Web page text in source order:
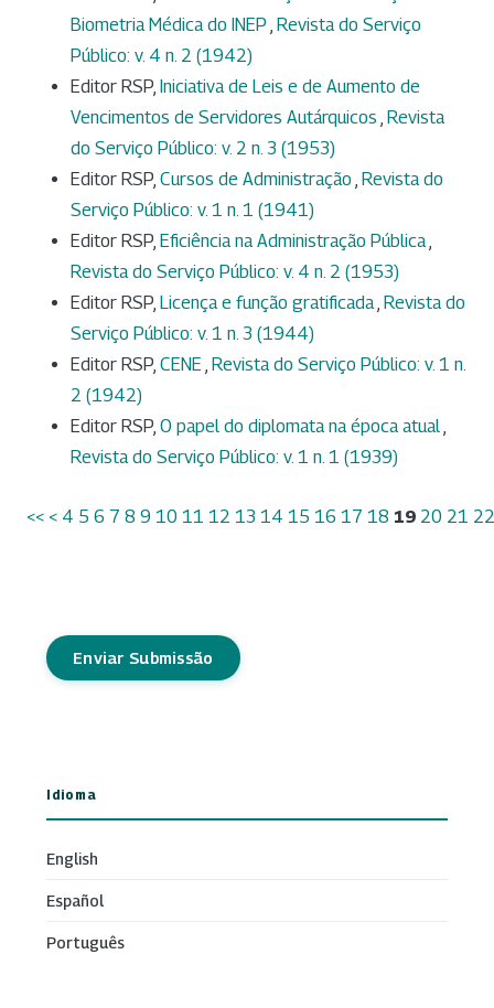
Biometria Médica do INEP , Revista do Serviço
Público: v. 4 n. 2 (1942)
Editor RSP, Iniciativa de Leis e de Aumento de
Vencimentos de Servidores Autárquicos , Revista
do Serviço Público: v. 2 n. 3 (1953)
Editor RSP, Cursos de Administração , Revista do
Serviço Público: v. 1 n. 1 (1941)
Editor RSP, Eficiência na Administração Pública,
Revista do Serviço Público: v. 4 n. 2 (1953)
Editor RSP, Licença e função gratificada, Revista do
Serviço Público: v. 1 n. 3 (1944)
Editor RSP, CENE , Revista do Serviço Público: v. 1 n.
2 (1942)
Editor RSP, O papel do diplomata na época atual,
Revista do Serviço Público: v. 1 n. 1 (1939)
<< < 4 5 6 7 8 9 10 11 12 13 14 15 16 17 18 19 20 21 22
Enviar Submissão
Idioma
English
Español
Português